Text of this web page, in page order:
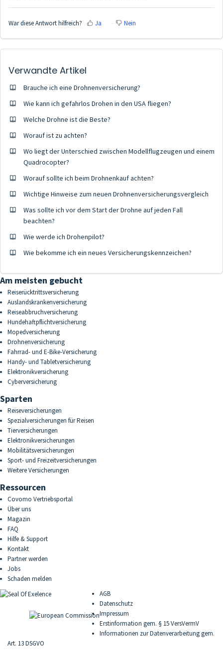
War diese Antwort hilfreich? Ja Nein
Verwandte Artikel
Brauche ich eine Drohnenversicherung?
Wie kann ich gefahrlos Drohen in den USA fliegen?
Welche Drohne ist die Beste?
Worauf ist zu achten?
Wo liegt der Unterschied zwischen Modellflugzeugen und einem
Quadrocopter?
Worauf sollte ich beim Drohnenkauf achten?
Wichtige Hinweise zum neuen Drohnenversicherungsvergleich
Was sollte ich vor dem Start der Drohne auf jeden Fall
beachten?
Wie werde ich Drohenpilot?
Wie bekomme ich ein neues Versicherungskennzeichen?
Am meisten gebucht
Reiserücktrittsversicherung
Auslandskrankenversicherung
Reiseabbruchversicherung
Hundehaftpflichtversicherung
Mopedversicherung
Drohnenversicherung
Fahrrad- und E-Bike-Versicherung
Handy- und Tabletversicherung
Elektronikversicherung
Cyberversicherung
Sparten
Reiseversicherungen
Spezialversicherungen für Reisen
Tierversicherungen
Elektronikversicherungen
Mobilitätsversicherungen
Sport- und Freizeitversicherungen
Weitere Versicherungen
Ressourcen
Covomo Vertriebsportal
Über uns
Magazin
FAQ
Hilfe & Support
Kontakt
Partner werden
Jobs
Schaden melden
AGB
Datenschutz
Impressum
Erstinformation gem. § 15 VersVermV
Informationen zur Datenverarbeitung gem.
Art. 13 DSGVO